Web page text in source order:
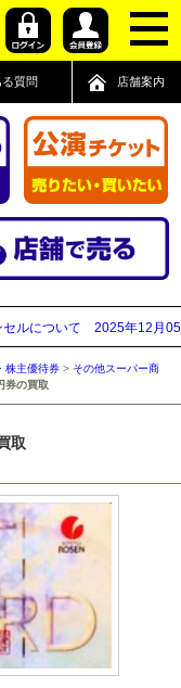
る質問 店舗案内
いて 2025年12月05日 【
株主優待券 > その他スーパー商
券の買取
取